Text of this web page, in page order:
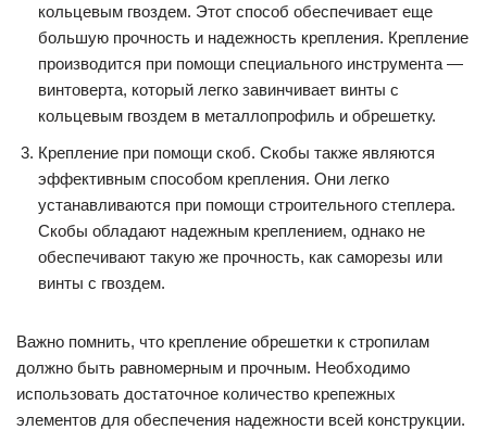
кольцевым гвоздем. Этот способ обеспечивает еще
большую прочность и надежность крепления. Крепление
производится при помощи специального инструмента —
винтоверта, который легко завинчивает винты с
кольцевым гвоздем в металлопрофиль и обрешетку.
Крепление при помощи скоб. Скобы также являются
эффективным способом крепления. Они легко
устанавливаются при помощи строительного степлера.
Скобы обладают надежным креплением, однако не
обеспечивают такую же прочность, как саморезы или
винты с гвоздем.
Важно помнить, что крепление обрешетки к стропилам
должно быть равномерным и прочным. Необходимо
использовать достаточное количество крепежных
элементов для обеспечения надежности всей конструкции.